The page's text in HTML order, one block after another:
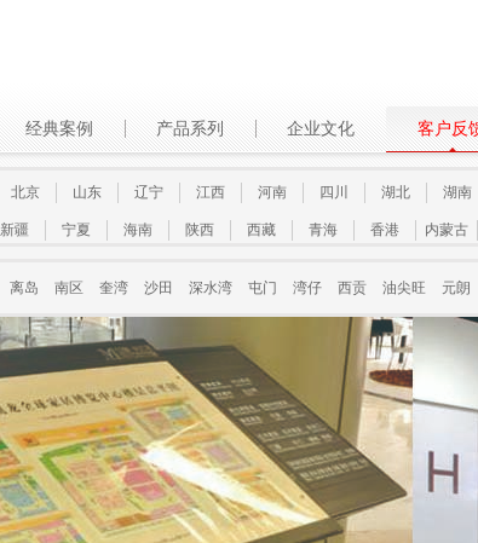
经典案例 产品系列 企业文化 客户反
北京 山东 辽宁 江西 河南 四川 湖北 湖南
新疆 宁夏 海南 陕西 西藏 青海 香港 内蒙古
离岛 南区 奎湾 沙田 深水湾 屯门 湾仔 西贡 油尖旺 元朗